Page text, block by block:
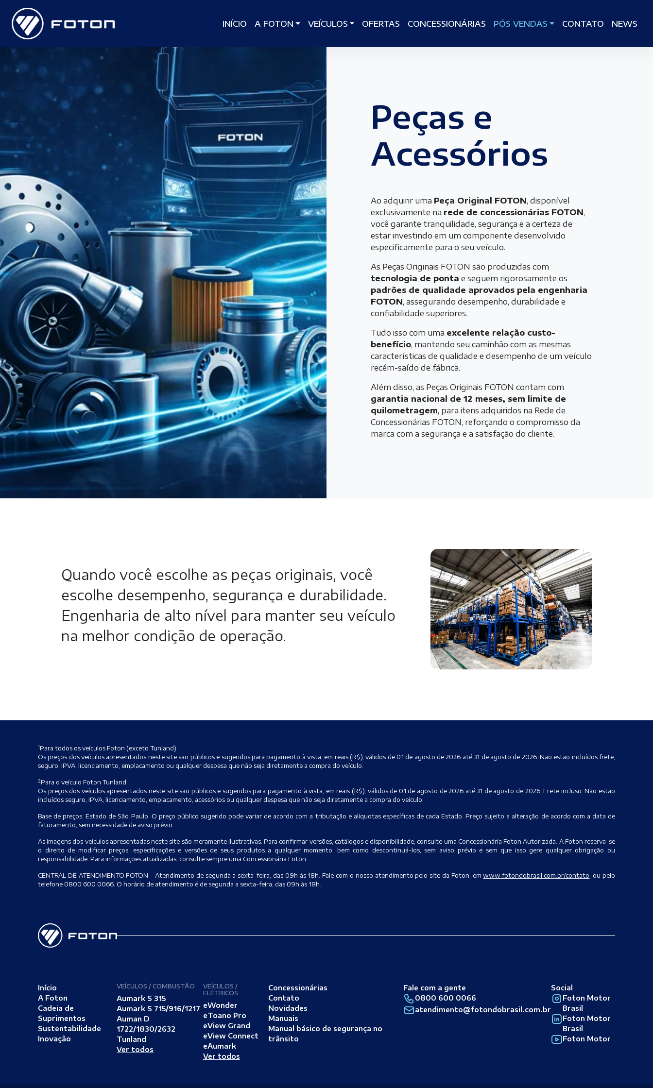
INÍCIO A FOTON VEÍCULOS OFERTAS CONCESSIONÁRIAS PÓS VENDAS CONTATO NEWS
Peças e
Acessórios
Ao adquirir uma Peça Original FOTON, disponível
exclusivamente na rede de concessionárias FOTON,
você garante tranquilidade, segurança e a certeza de
estar investindo em um componente desenvolvido
especificamente para o seu veículo.
As Peças Originais FOTON são produzidas com
tecnologia de ponta e seguem rigorosamente os
padrões de qualidade aprovados pela engenharia
FOTON, assegurando desempenho, durabilidade e
confiabilidade superiores.
Tudo isso com uma excelente relação custo-
benefício, mantendo seu caminhão com as mesmas
características de qualidade e desempenho de um veículo
recém-saído de fábrica.
Além disso, as Peças Originais FOTON contam com
garantia nacional de 12 meses, sem limite de
quilometragem, para itens adquiridos na Rede de
Concessionárias FOTON, reforçando o compromisso da
marca com a segurança e a satisfação do cliente.
Quando você escolhe as peças originais, você
escolhe desempenho, segurança e durabilidade.
Engenharia de alto nível para manter seu veículo
na melhor condição de operação.
1Para todos os veículos Foton (exceto Tunland):
Os preços dos veículos apresentados neste site são públicos e sugeridos para pagamento à vista, em reais (R$), válidos de 01 de agosto de 2026 até 31 de agosto de 2026. Não estão incluídos frete,
seguro, IPVA, licenciamento, emplacamento ou qualquer despesa que não seja diretamente a compra do veículo.
2Para o veículo Foton Tunland:
Os preços dos veículos apresentados neste site são públicos e sugeridos para pagamento à vista, em reais (R$), válidos de 01 de agosto de 2026 até 31 de agosto de 2026. Frete incluso. Não estão
incluídos seguro, IPVA, licenciamento, emplacamento, acessórios ou qualquer despesa que não seja diretamente a compra do veículo.
Base de preços: Estado de São Paulo. O preço público sugerido pode variar de acordo com a tributação e alíquotas específicas de cada Estado. Preço sujeito a alteração de acordo com a data de
faturamento, sem necessidade de aviso prévio.
As imagens dos veículos apresentadas neste site são meramente ilustrativas. Para confirmar versões, catálogos e disponibilidade, consulte uma Concessionária Foton Autorizada. A Foton reserva-se
o direito de modificar preços, especificações e versões de seus produtos a qualquer momento, bem como descontinuá-los, sem aviso prévio e sem que isso gere qualquer obrigação ou
responsabilidade. Para informações atualizadas, consulte sempre uma Concessionária Foton.
CENTRAL DE ATENDIMENTO FOTON – Atendimento de segunda a sexta-feira, das 09h às 18h. Fale com o nosso atendimento pelo site da Foton, emwww.fotondobrasil.com.br/contato, ou pelo
telefone 0800 600 0066. O horário de atendimento é de segunda a sexta-feira, das 09h às 18h.
Início
A Foton
Cadeia de
Suprimentos
Sustentabilidade
Inovação
VEÍCULOS / COMBUSTÃO
Aumark S 315
Aumark S 715/916/1217
Auman D
1722/1830/2632
Tunland
Ver todos
VEÍCULOS /
ELÉTRICOS
eWonder
eToano Pro
eView Grand
eView Connect
eAumark
Ver todos
Concessionárias
Contato
Novidades
Manuais
Manual básico de segurança no
trânsito
Fale com a gente
0800 600 0066
atendimento@fotondobrasil.com.br
Social
Foton Motor
Brasil
Foton Motor
Brasil
Foton Motor